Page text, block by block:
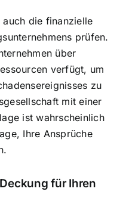
auch die finanzielle
prüfen.
über
verfügt, um
zu
mit einer
ist wahrscheinlich
Ihre Ansprüche
für Ihren